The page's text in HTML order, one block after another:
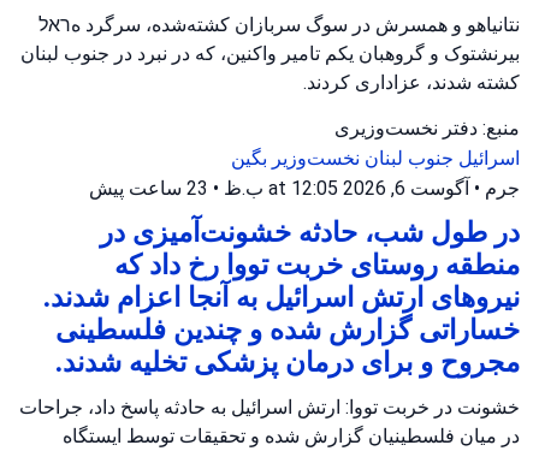
نتانیاهو و همسرش در سوگ سربازان کشته‌شده، سرگرد هראל
بیرنشتوک و گروهبان یکم تامیر واکنین، که در نبرد در جنوب لبنان
کشته شدند، عزاداری کردند.
منبع: دفتر نخست‌وزیری
اسرائیل جنوب لبنان نخست‌وزیر بگین
جرم • آگوست 6, 2026 at 12:05 ب.ظ • 23 ساعت پیش
در طول شب، حادثه خشونت‌آمیزی در
منطقه روستای خربت تووا رخ داد که
نیروهای ارتش اسرائیل به آنجا اعزام شدند.
خساراتی گزارش شده و چندین فلسطینی
مجروح و برای درمان پزشکی تخلیه شدند.
خشونت در خربت تووا: ارتش اسرائیل به حادثه پاسخ داد، جراحات
در میان فلسطینیان گزارش شده و تحقیقات توسط ایستگاه